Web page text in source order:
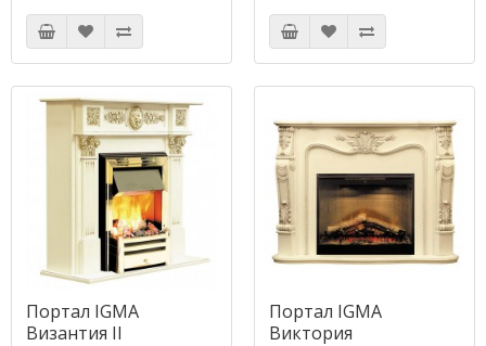
Портал IGMA
Византия II
Портал IGMA
Виктория